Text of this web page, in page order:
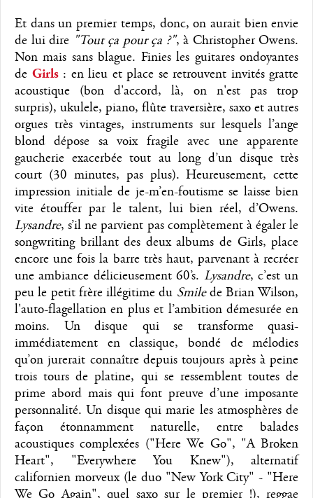
Et dans un premier temps, donc, on aurait bien envie
de lui dire "Tout ça pour ça ?", à Christopher Owens.
Non mais sans blague. Finies les guitares ondoyantes
de Girls : en lieu et place se retrouvent invités gratte
acoustique (bon d'accord, là, on n'est pas trop
surpris), ukulele, piano, flûte traversière, saxo et autres
orgues très vintages, instruments sur lesquels l’ange
blond dépose sa voix fragile avec une apparente
gaucherie exacerbée tout au long d’un disque très
court (30 minutes, pas plus). Heureusement, cette
impression initiale de je-m’en-foutisme se laisse bien
vite étouffer par le talent, lui bien réel, d’Owens.
Lysandre, s’il ne parvient pas complètement à égaler le
songwriting brillant des deux albums de Girls, place
encore une fois la barre très haut, parvenant à recréer
une ambiance délicieusement 60’s. Lysandre, c’est un
peu le petit frère illégitime du Smilede Brian Wilson,
l'auto-flagellation en plus et l’ambition démesurée en
moins. Un disque qui se transforme quasi-
immédiatement en classique, bondé de mélodies
qu’on jurerait connaître depuis toujours après à peine
trois tours de platine, qui se ressemblent toutes de
prime abord mais qui font preuve d’une imposante
personnalité. Un disque qui marie les atmosphères de
façon étonnamment naturelle, entre balades
acoustiques complexées ("Here We Go", "A Broken
Heart", "Everywhere You Knew"), alternatif
californien morveux (le duo "New York City" - "Here
We Go Again", quel saxo sur le premier !), reggae